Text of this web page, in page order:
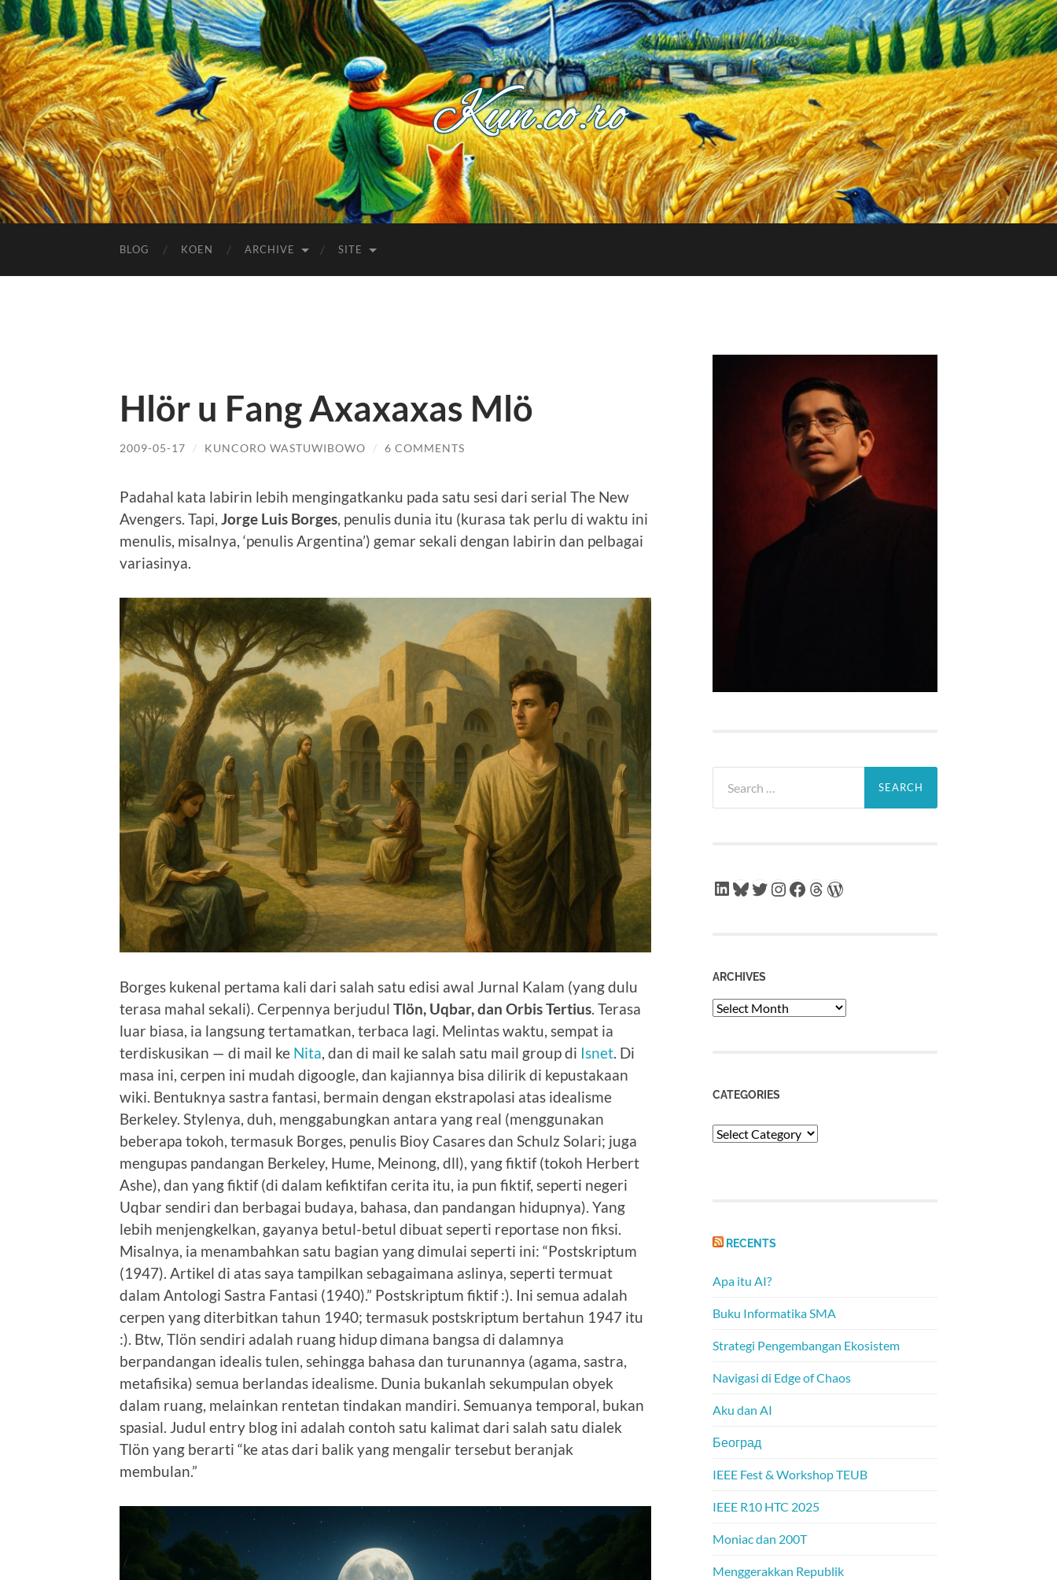
Kuncoro++
BLOG KOEN ARCHIVE SITE
Hlör u Fang Axaxaxas Mlö
2009-05-17 / KUNCORO WASTUWIBOWO / 6 COMMENTS
Padahal kata labirin lebih mengingatkanku pada satu sesi dari serial The New
Avengers. Tapi, Jorge Luis Borges, penulis dunia itu (kurasa tak perlu di waktu ini
menulis, misalnya, ‘penulis Argentina’) gemar sekali dengan labirin dan pelbagai
variasinya.
Borges kukenal pertama kali dari salah satu edisi awal Jurnal Kalam (yang dulu
terasa mahal sekali). Cerpennya berjudul Tlön, Uqbar, dan Orbis Tertius. Terasa
luar biasa, ia langsung tertamatkan, terbaca lagi. Melintas waktu, sempat ia
terdiskusikan — di mail ke Nita, dan di mail ke salah satu mail group di Isnet. Di
masa ini, cerpen ini mudah digoogle, dan kajiannya bisa dilirik di kepustakaan
wiki. Bentuknya sastra fantasi, bermain dengan ekstrapolasi atas idealisme
Berkeley. Stylenya, duh, menggabungkan antara yang real (menggunakan
beberapa tokoh, termasuk Borges, penulis Bioy Casares dan Schulz Solari; juga
mengupas pandangan Berkeley, Hume, Meinong, dll), yang fiktif (tokoh Herbert
Ashe), dan yang fiktif (di dalam kefiktifan cerita itu, ia pun fiktif, seperti negeri
Uqbar sendiri dan berbagai budaya, bahasa, dan pandangan hidupnya). Yang
lebih menjengkelkan, gayanya betul-betul dibuat seperti reportase non fiksi.
Misalnya, ia menambahkan satu bagian yang dimulai seperti ini: “Postskriptum
(1947). Artikel di atas saya tampilkan sebagaimana aslinya, seperti termuat
dalam Antologi Sastra Fantasi (1940).” Postskriptum fiktif :). Ini semua adalah
cerpen yang diterbitkan tahun 1940; termasuk postskriptum bertahun 1947 itu
:). Btw, Tlön sendiri adalah ruang hidup dimana bangsa di dalamnya
berpandangan idealis tulen, sehingga bahasa dan turunannya (agama, sastra,
metafisika) semua berlandas idealisme. Dunia bukanlah sekumpulan obyek
dalam ruang, melainkan rentetan tindakan mandiri. Semuanya temporal, bukan
spasial. Judul entry blog ini adalah contoh satu kalimat dari salah satu dialek
Tlön yang berarti “ke atas dari balik yang mengalir tersebut beranjak
membulan.”
for:
LinkedIn
Bluesky
Twitter
Instagram
Facebook
Threads
WordPress
ARCHIVES
Archives
CATEGORIES
Categories
RECENTS
Apa itu AI?
Buku Informatika SMA
Strategi Pengembangan Ekosistem
Navigasi di Edge of Chaos
Aku dan AI
Београд
IEEE Fest & Workshop TEUB
IEEE R10 HTC 2025
Moniac dan 200T
Menggerakkan Republik